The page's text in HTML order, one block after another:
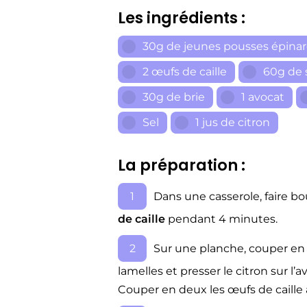
Les ingrédients :
30g de jeunes pousses
2 œufs de caille
60g de
30g de brie
1 avocat
Sel
1 jus de citron
La préparation :
Dans une casserole, faire
de caille pendant 4 minutes.
Sur une planche, couper
lamelles et presser le citron sur
Couper en deux les œufs de caille